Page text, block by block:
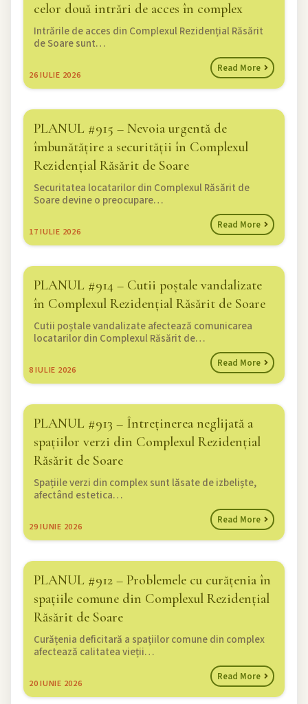
celor două intrări de acces în complex
26IULIE 2026
Intrările de acces din Complexul Rezidențial Răsărit
de Soare sunt…
Read More
PLANUL #915 – Nevoia urgentă de
îmbunătățire a securității în Complexul
Rezidențial Răsărit de Soare
17IULIE 2026
Securitatea locatarilor din Complexul Răsărit de
Soare devine o preocupare…
Read More
PLANUL #914 – Cutii poștale vandalizate
în Complexul Rezidențial Răsărit de Soare
8 IULIE 2026
Cutii poștale vandalizate afectează comunicarea
locatarilor din Complexul Răsărit de…
Read More
PLANUL #913 – Întreținerea neglijată a
spațiilor verzi din Complexul Rezidențial
Răsărit de Soare
29IUNIE 2026
Spațiile verzi din complex sunt lăsate de izbeliște,
afectând estetica…
Read More
PLANUL #912 – Problemele cu curățenia în
spațiile comune din Complexul Rezidențial
Răsărit de Soare
20IUNIE 2026
Curățenia deficitară a spațiilor comune din complex
afectează calitatea vieții…
Read More